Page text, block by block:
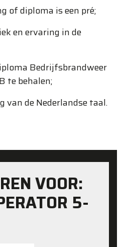
of diploma is een pré;
en ervaring in de
Bedrijfsbrandweer
te behalen;
van de Nederlandse taal.
VOOR:
5-